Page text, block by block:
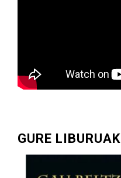
GURE LIBURUAK